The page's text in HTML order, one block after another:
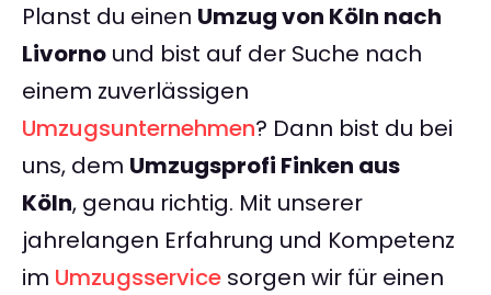
Planst du einen Umzug von Köln nach
Livorno und bist auf der Suche nach
einem zuverlässigen
Umzugsunternehmen? Dann bist du bei
uns, dem Umzugsprofi Finken aus
Köln, genau richtig. Mit unserer
jahrelangen Erfahrung und Kompetenz
im Umzugsservice sorgen wir für einen